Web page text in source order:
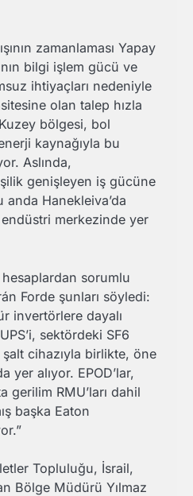
zamanlaması Yapay
bilgi işlem gücü ve
ihtiyaçları nedeniyle
olan talep hızla
bölgesi, bol
kaynağıyla bu
Aslında,
genişleyen iş gücüne
anda Hanekleiva’da
merkezinde yer
sorumlu
Forde şunları söyledi:
invertörlere dayalı
sektördeki SF6
cihazıyla birlikte, öne
yer alıyor. EPOD’lar,
RMU’ları dahil
başka Eaton
Topluluğu, İsrail,
Bölge Müdürü Yılmaz